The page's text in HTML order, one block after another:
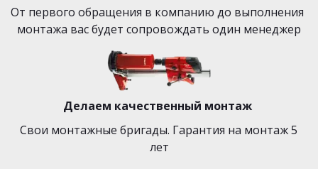
От первого обращения в компанию до выполнения
монтажа вас будет сопровождать один менеджер
Делаем качественный монтаж
Свои монтажные бригады. Гарантия на монтаж 5
лет